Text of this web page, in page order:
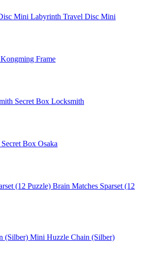
Labyrinth Travel Disc Mini
Kongming Frame
Secret Box Locksmith
Secret Box Osaka
Brain Matches Sparset (12
Mini Huzzle Chain (Silber)